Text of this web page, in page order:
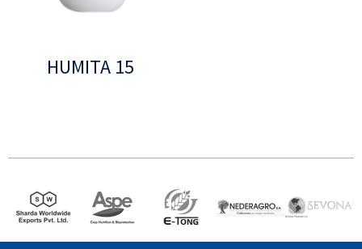
HUMITA 15